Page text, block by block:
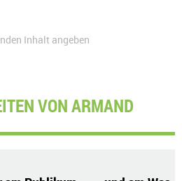
Inhalt angeben
VON ARMAND